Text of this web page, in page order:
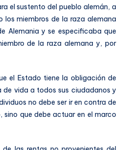
el sustento del pueblo alemán, a
los miembros de la raza alemana
Alemania y se especificaba que
de la raza alemana y, por
el Estado tiene la obligación de
vida a todos sus ciudadanos y
no debe ser ir en contra de
sino que debe actuar en el marco